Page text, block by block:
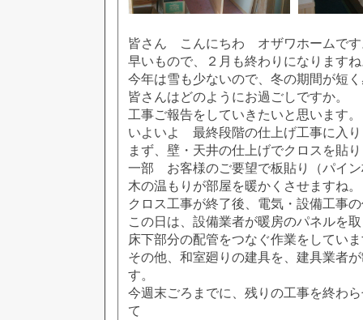
皆さん こんにちわ オザワホームです
早いもので、２月も終わりになります
今年は雪も少ないので、冬の期間が短
皆さんはどのようにお過ごしですか。
工事ご報告をしていきたいと思います。
いよいよ 最終段階の仕上げ工事に入
まず、壁・天井の仕上げでクロスを貼
一部 お客様のご要望で板貼り（パイ
木の温もりが部屋を暖かくさせますね。
クロス工事が終了後、電気・設備工事
この日は、設備業者が暖房のパネルを
床下部分の配管をつなぐ作業をしてい
その他、和室廻りの建具を、建具業者
す。
今週末ごろまでに、残りの工事を終わ
て